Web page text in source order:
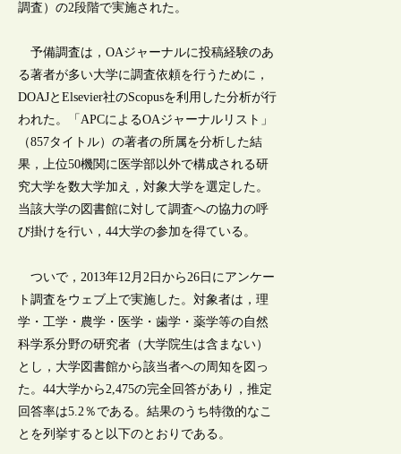
調査）の2段階で実施された。
予備調査は，OAジャーナルに投稿経験のあ
る著者が多い大学に調査依頼を行うために，
DOAJとElsevier社のScopusを利用した分析が行
われた。「APCによるOAジャーナルリスト」
（857タイトル）の著者の所属を分析した結
果，上位50機関に医学部以外で構成される研
究大学を数大学加え，対象大学を選定した。
当該大学の図書館に対して調査への協力の呼
び掛けを行い，44大学の参加を得ている。
ついで，2013年12月2日から26日にアンケー
ト調査をウェブ上で実施した。対象者は，理
学・工学・農学・医学・歯学・薬学等の自然
科学系分野の研究者（大学院生は含まない）
とし，大学図書館から該当者への周知を図っ
た。44大学から2,475の完全回答があり，推定
回答率は5.2％である。結果のうち特徴的なこ
とを列挙すると以下のとおりである。